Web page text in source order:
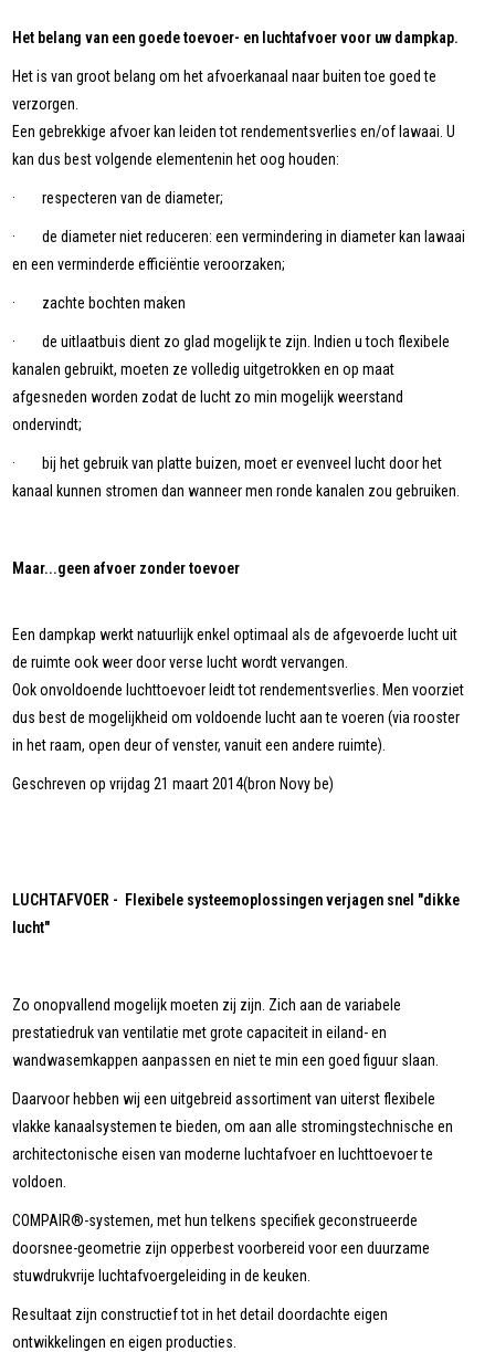
Het belang van een goede toevoer- en luchtafvoer voor uw dampkap.
Het is van groot belang om het afvoerkanaal naar buiten toe goed te
verzorgen.
Een gebrekkige afvoer kan leiden tot rendementsverlies en/of lawaai. U
kan dus best volgende elementenin het oog houden:
· respecteren van de diameter;
· de diameter niet reduceren: een vermindering in diameter kan lawaai
en een verminderde efficiëntie veroorzaken;
· zachte bochten maken
· de uitlaatbuis dient zo glad mogelijk te zijn. Indien u toch flexibele
kanalen gebruikt, moeten ze volledig uitgetrokken en op maat
afgesneden worden zodat de lucht zo min mogelijk weerstand
ondervindt;
· bij het gebruik van platte buizen, moet er evenveel lucht door het
kanaal kunnen stromen dan wanneer men ronde kanalen zou gebruiken.
Maar...geen afvoer zonder toevoer
Een dampkap werkt natuurlijk enkel optimaal als de afgevoerde lucht uit
de ruimte ook weer door verse lucht wordt vervangen.
Ook onvoldoende luchttoevoer leidt tot rendementsverlies. Men voorziet
dus best de mogelijkheid om voldoende lucht aan te voeren (via rooster
in het raam, open deur of venster, vanuit een andere ruimte).
Geschreven op vrijdag 21 maart 2014(bron Novy be)
LUCHTAFVOER - Flexibele systeemoplossingen verjagen snel "dikke
lucht"
Zo onopvallend mogelijk moeten zij zijn. Zich aan de variabele
prestatiedruk van ventilatie met grote capaciteit in eiland- en
wandwasemkappen aanpassen en niet te min een goed figuur slaan.
Daarvoor hebben wij een uitgebreid assortiment van uiterst flexibele
vlakke kanaalsystemen te bieden, om aan alle stromingstechnische en
architectonische eisen van moderne luchtafvoer en luchttoevoer te
voldoen.
COMPAIR®-systemen, met hun telkens specifiek geconstrueerde
doorsnee-geometrie zijn opperbest voorbereid voor een duurzame
stuwdrukvrije luchtafvoergeleiding in de keuken.
Resultaat zijn constructief tot in het detail doordachte eigen
ontwikkelingen en eigen producties.